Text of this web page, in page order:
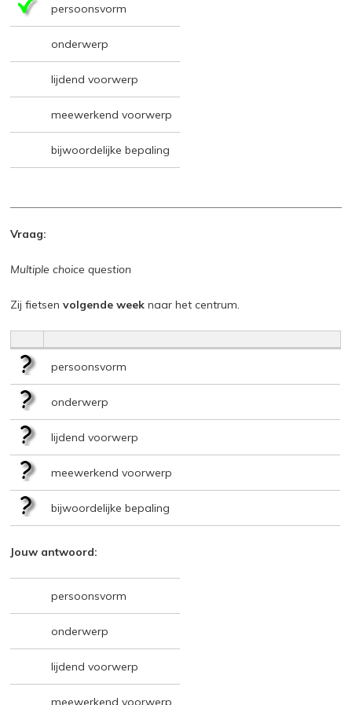
persoonsvorm
onderwerp
lijdend voorwerp
meewerkend voorwerp
bijwoordelijke bepaling
Vraag:
Multiple choice question
Zij fietsenvolgende week naar het centrum.
persoonsvorm
onderwerp
lijdend voorwerp
meewerkend voorwerp
bijwoordelijke bepaling
Jouw antwoord:
persoonsvorm
onderwerp
lijdend voorwerp
meewerkend voorwerp